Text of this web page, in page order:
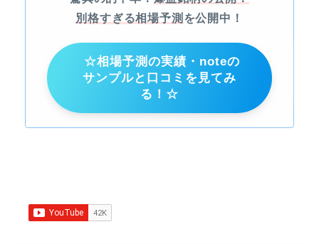
別格すぎる相場予測 を公開中！
☆相場予測の実績・noteの
サンプルと口コミを見てみ
る！☆